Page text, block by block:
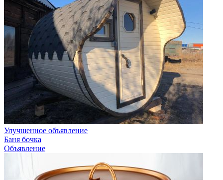
Улучшенное объявление
Баня бочка
Объявление